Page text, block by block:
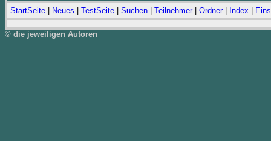
StartSeite Neues TestSeite Suchen Teilnehmer| Ordner| Index
© die jeweiligen Autoren